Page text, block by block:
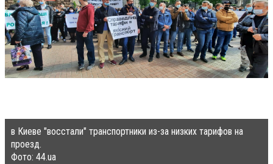
в Киеве "восстали" транспортники из-за низких тарифов на
проезд.
Фото: 44.ua